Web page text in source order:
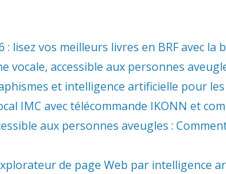
: lisez vos meilleurs livres en BRF avec la
vocale, accessible aux personnes
et intelligence artificielle pour
IMC avec télécommande IKONN et
aux personnes aveugles :
de page Web par intelligence